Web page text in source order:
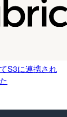
S3に連携され